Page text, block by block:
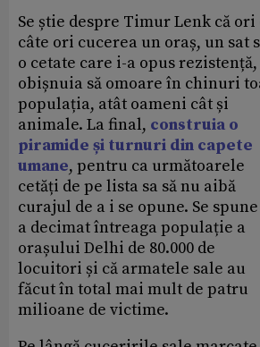
Se știe despre Timur Lenk că ori
câte ori cucerea un oraș, un sat
o cetate care i-a opus rezistență,
obișnuia să omoare în chinuri
populația, atât oameni cât și
animale. La final, construia o
piramide și turnuri din capete
umane, pentru ca următoarele
cetăți de pe lista sa să nu aibă
curajul de a i se opune. Se
a decimat întreaga populație a
orașului Delhi de 80.000 de
locuitori și că armatele sale au
făcut în total mai mult de patru
milioane de victime.